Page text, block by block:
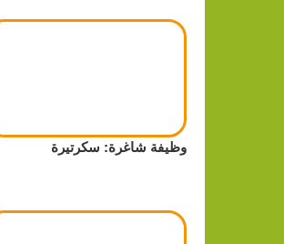
وظيفة شاغرة: سكرتيرة